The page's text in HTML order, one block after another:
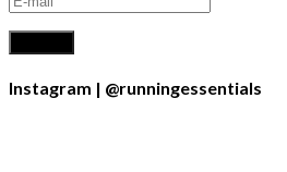
Instagram | @runningessentials